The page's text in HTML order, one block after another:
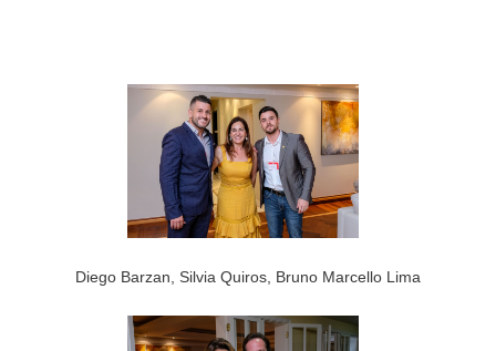
Diego Barzan, Silvia Quiros, Bruno Marcello Lima